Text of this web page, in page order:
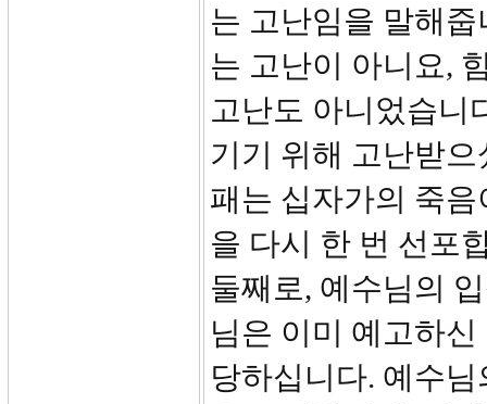
는 고난임을 말해
는 고난이 아니요,
고난도 아니었습니
기기 위해 고난받으
패는 십자가의 죽
을 다시 한 번 선포
둘째로, 예수님의
님은 이미 예고하
당하십니다. 예수